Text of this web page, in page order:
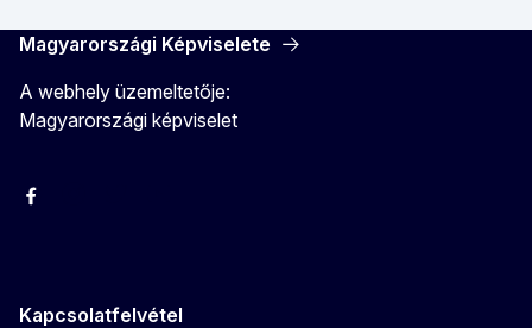
Magyarországi Képviselete
A webhely üzemeltetője:
Magyarországi képviselet
Facebook
Kapcsolatfelvétel